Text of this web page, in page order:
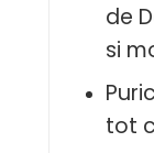
de
si
tot